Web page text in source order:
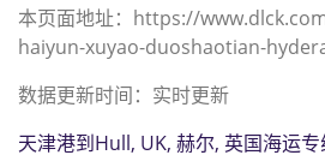
本页面地址：https://
haiyun-xuyao-duoshaotian-
数据更新时间：实时更新
天津港到Hull, UK, 赫尔, 英国海运专